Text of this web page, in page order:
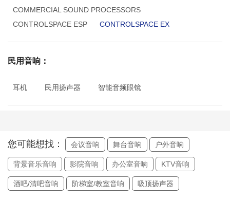
COMMERCIAL SOUND PROCESSORS
CONTROLSPACE ESP
CONTROLSPACE EX
民用音响：
耳机 民用扬声器 智能音频眼镜
您可能想找： 会议音响 舞台音响 户外音响
背景音乐音响 影院音响 办公室音响 KTV音响
酒吧/清吧音响 阶梯室/教室音响 吸顶扬声器